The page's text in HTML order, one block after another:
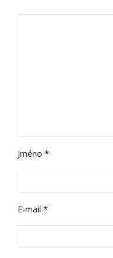
Jméno *
E-mail *